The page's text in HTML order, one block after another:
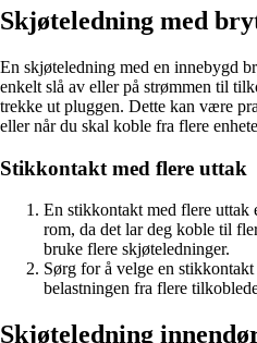
Skjøteledning med
En skjøteledning med en innebygd
enkelt slå av eller på strømmen til
trekke ut pluggen. Dette kan være
eller når du skal koble fra flere
Stikkontakt med flere uttak
En stikkontakt med flere
rom, da det lar deg koble til
bruke flere skjøteledninger.
Sørg for å velge en
belastningen fra flere
Skjøteledning